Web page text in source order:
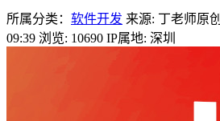
所属分类： 软件开发 来源: 丁老师原创
09:39 浏览: 10690 IP属地: 深圳